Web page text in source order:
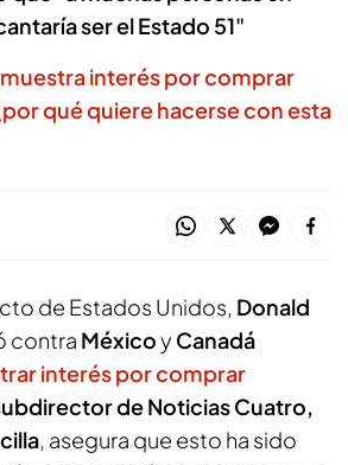
ser el Estado 51"
interés por comprar
qué quiere hacerse con esta
de Estados Unidos, Donald
contra Méxicoy Canadá
interés por comprar
de Noticias Cuatro,
, asegura que esto ha sido